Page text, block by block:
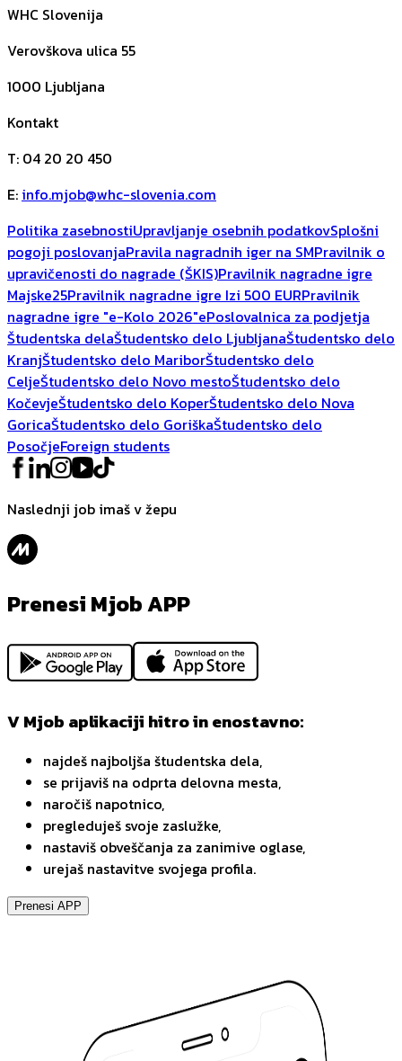
WHC Slovenija
Verovškova ulica 55
1000 Ljubljana
Kontakt
T: 04 20 20 450
E: info.mjob@whc-slovenia.com
Politika zasebnostiUpravljanje osebnih podatkovSplošni
pogoji poslovanjaPravila nagradnih iger na SMPravilnik o
upravičenosti do nagrade (ŠKIS)Pravilnik nagradne igre
Majske25Pravilnik nagradne igre Izi 500 EURPravilnik
nagradne igre "e-Kolo 2026"ePoslovalnica za podjetja
Študentska delaŠtudentsko delo LjubljanaŠtudentsko delo
KranjŠtudentsko delo MariborŠtudentsko delo
CeljeŠtudentsko delo Novo mestoŠtudentsko delo
KočevjeŠtudentsko delo KoperŠtudentsko delo Nova
GoricaŠtudentsko delo GoriškaŠtudentsko delo
PosočjeForeign students
Naslednji job imaš v žepu
Prenesi Mjob APP
V Mjob aplikaciji hitro in enostavno:
najdeš najboljša študentska dela,
se prijaviš na odprta delovna mesta,
naročiš napotnico,
pregleduješ svoje zaslužke,
nastaviš obveščanja za zanimive oglase,
urejaš nastavitve svojega profila.
Prenesi APP